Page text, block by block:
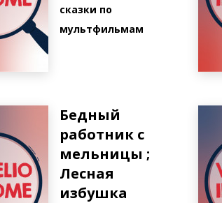
cказки по
мультфильмам
Бедный
работник с
мельницы ;
Лесная
избушка